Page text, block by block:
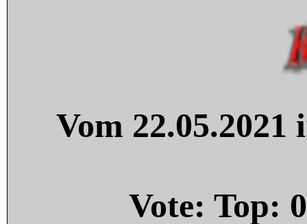
Vom
Vote: Top: 0